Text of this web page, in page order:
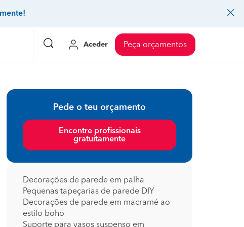
Mudanças
Decoração de interiores
Controlo de pragas
Faz tudo
Gesso cartonado
Preço Jardinagem
Preço Carpintaria e marcenaria
Preço Pintura
Preço Canalização
Preço Limpeza
Preço Instalação de painel sandwich
Preço Arquitetos
Preço Controlo de pragas
Preço Pavimentos
Preço Coberturas e telhados
Aceder Peça orçamentos
Pede o teu orçamento
Encontre profissionais
gratuitamente
Decorações de parede em palha
Pequenas tapeçarias de parede DIY
Decorações de parede em macramé ao
estilo boho
Suporte para vasos suspenso em